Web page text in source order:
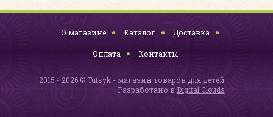
О магазине Каталог Доставка
Оплата Контакты
2015 - 2026 © Tutsyk - магазин товаров для детей
Разработано в Digital Clouds